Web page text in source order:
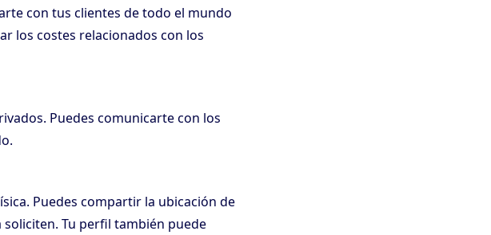
con tus clientes de todo el mundo
los costes relacionados con los
Puedes comunicarte con los
Puedes compartir la ubicación de
soliciten. Tu perfil también puede